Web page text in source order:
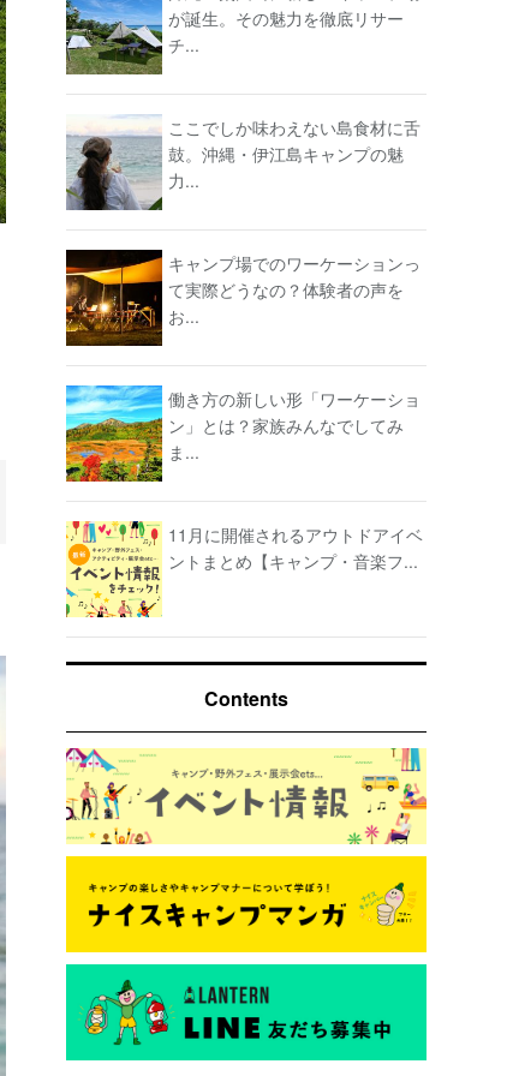
が誕生。その魅力を徹底リサー
チ...
ここでしか味わえない島食材に舌
鼓。沖縄・伊江島キャンプの魅
力...
キャンプ場でのワーケーションっ
て実際どうなの？体験者の声を
お...
働き方の新しい形「ワーケーショ
ン」とは？家族みんなでしてみ
ま...
11月に開催されるアウトドアイベ
ントまとめ【キャンプ・音楽フ...
Contents